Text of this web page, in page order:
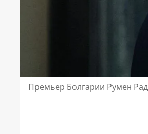
Премьер Болгарии Румен